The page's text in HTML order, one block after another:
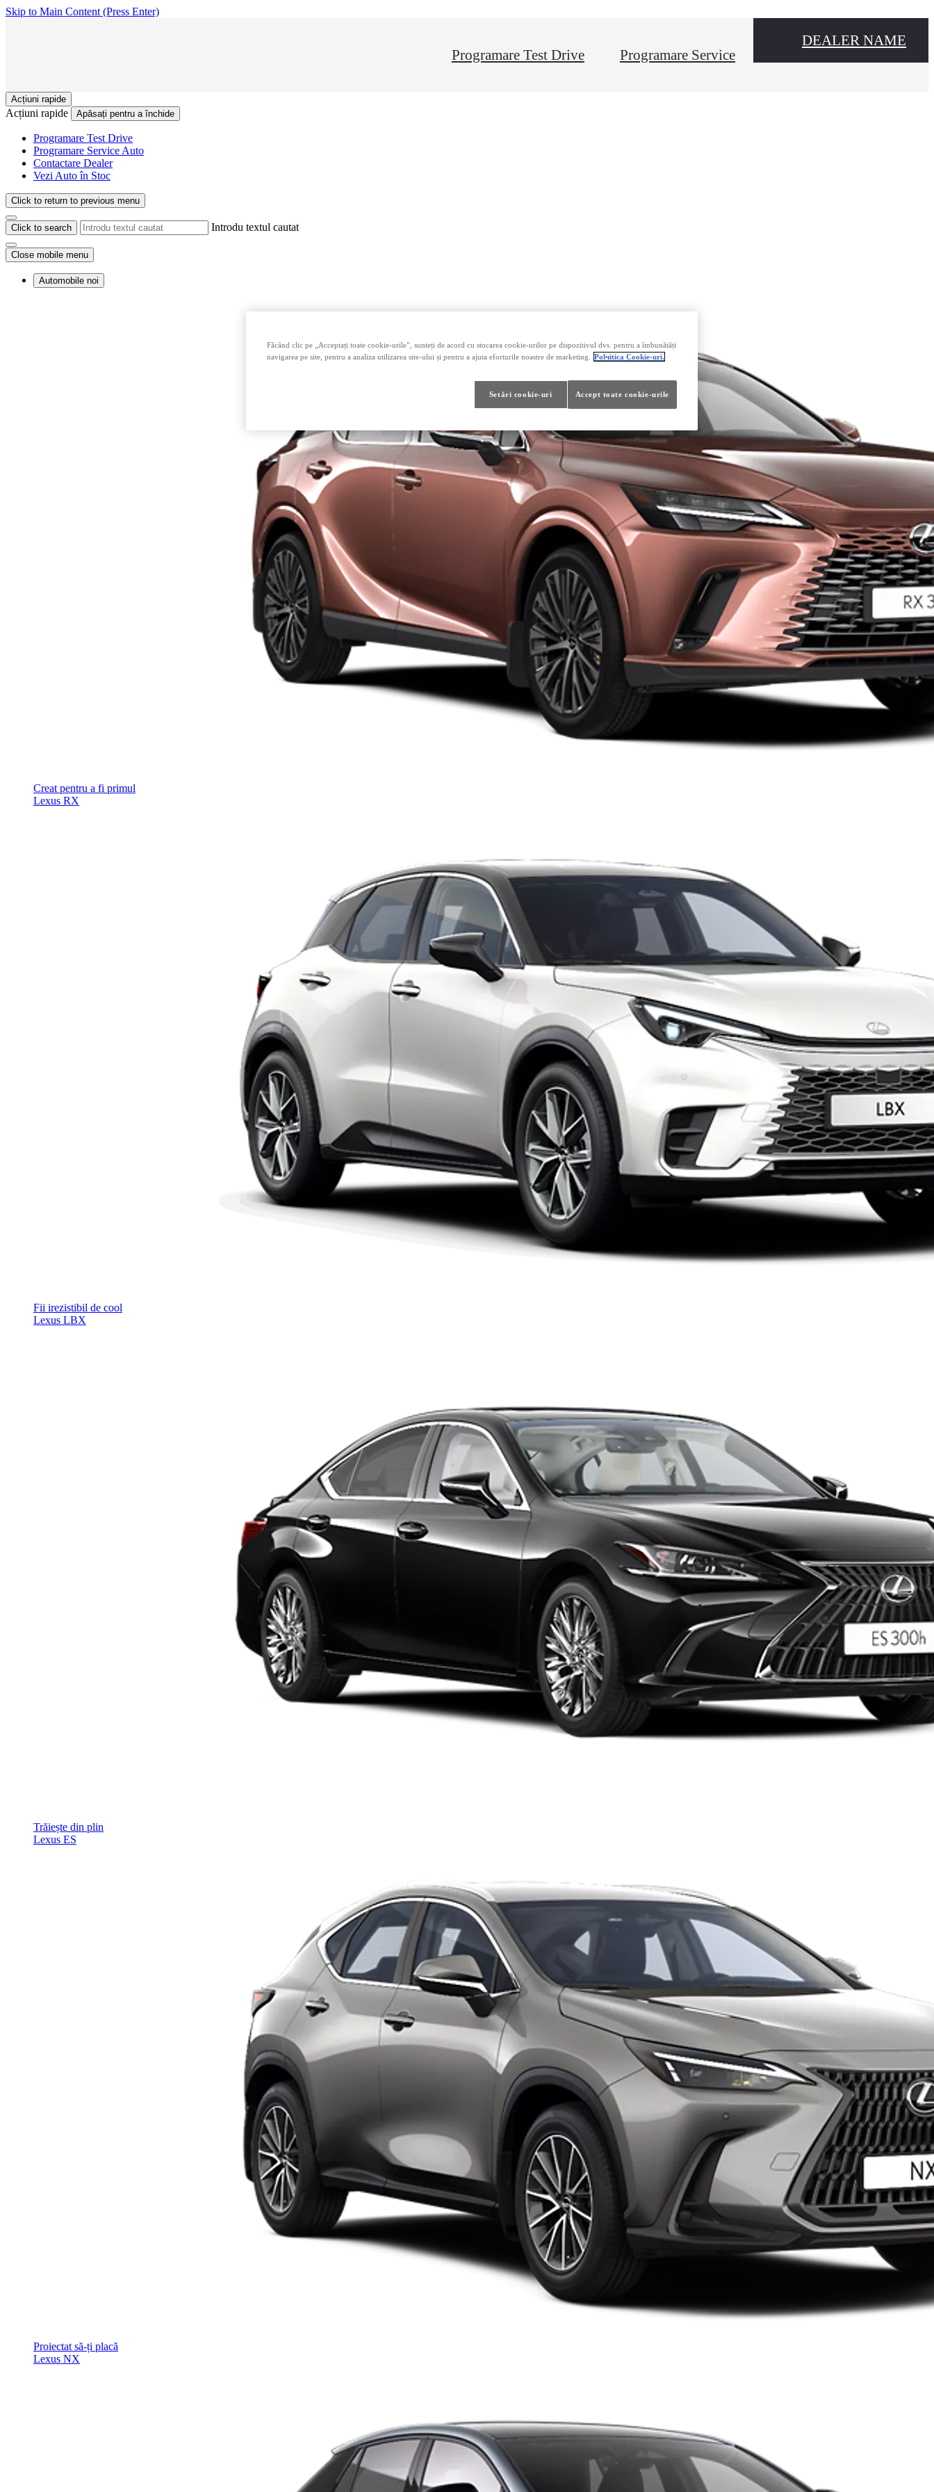
Skip to Main Content (Press Enter)
Programare Test Drive Programare Service
DEALER NAME
Acțiuni rapide
Acțiuni rapide Apăsați pentru a închide
Programare Test Drive
Programare Service Auto
Contactare Dealer
Vezi Auto în Stoc
Click to return to previous menu
Click to search Introdu textul cautat
Close mobile menu
Automobile noi
Creat pentru a fi primul
Lexus RX
Fii irezistibil de cool
Lexus LBX
Trăiește din plin
Lexus ES
Proiectat să-ți placă
Lexus NX
Făcând clic pe „Acceptați toate cookie-urile”, sunteți de acord cu stocarea cookie-urilor pe dispozitivul dvs. pentru a îmbunătăți
navigarea pe site, pentru a analiza utilizarea site-ului și pentru a ajuta eforturile noastre de marketing.
Polчitica Cookie-uri.
Setări cookie-uri Accept toate cookie-urile